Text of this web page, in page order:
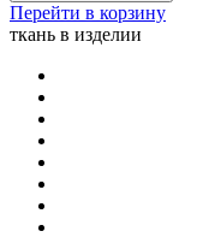
Перейти в корзину
ткань в изделии